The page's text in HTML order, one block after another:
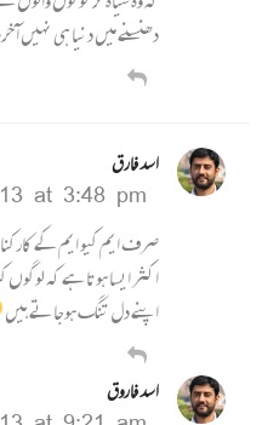
دھنسنے میں دنیا ہی نہیں
اسد فارق
at 3:48 pm
صرف ایم کیو ایم کے
اکثر ایسا ہوتا ہے کہ
اپنے دل تنگ ہوجاتے ہیں
اسد فاروق